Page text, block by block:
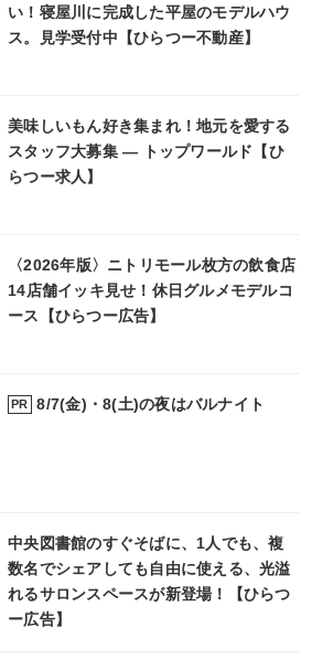
い！寝屋川に完成した平屋のモデルハウ
ス。見学受付中【ひらつー不動産】
美味しいもん好き集まれ！地元を愛する
スタッフ大募集 ― トップワールド【ひ
らつー求人】
〈2026年版〉ニトリモール枚方の飲食店
14店舗イッキ見せ！休日グルメモデルコ
ース【ひらつー広告】
PR 8/7(金)・8(土)の夜はバルナイト
中央図書館のすぐそばに、1人でも、複
数名でシェアしても自由に使える、光溢
れるサロンスペースが新登場！【ひらつ
ー広告】